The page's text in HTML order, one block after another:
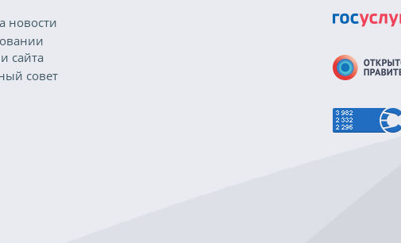
новости
сайта
совет